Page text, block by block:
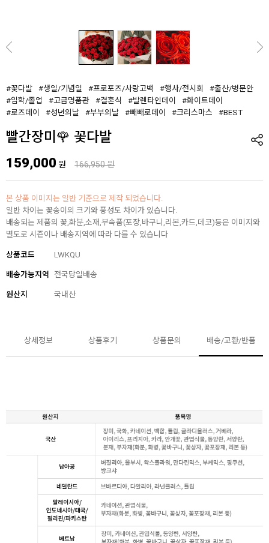
#꽃다발 #생일/기념일 #프로포즈/사랑고백 #행사/전시회
#출산/병문안
#입학/졸업
#고급명품관 #결혼식 #발렌타인데이
#화이트데이
#로즈데이
#성년의날 #부부의날 #빼빼로데이 #크리스마스 #BEST
빨간장미🌹 꽃다발
159,000 원 166,950 원
본 상품 이미지는 일반 기준으로 제작 되었습니다.
일반 차이는 꽃송이의 크기와 풍성도 차이가 있습니다.
배송되는 제품의 꽃,화분,소재,부속품(포장,바구니,리본,카드,데코)등은 이미지와
별도로 시즌이나 배송지역에 따라 다를 수 있습니다
상품코드 LWKQU
배송가능지역 전국당일배송
원산지 국내산
상세정보 상품후기 상품문의 배송/교환/반품